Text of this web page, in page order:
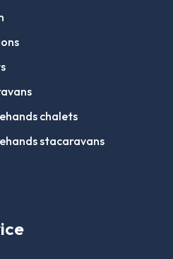
chalets
stacaravans